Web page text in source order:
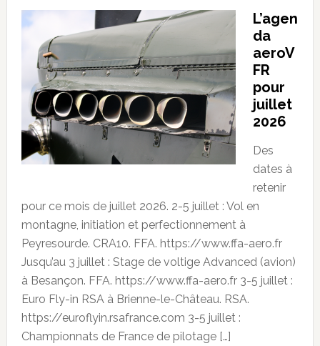
L’agen
da
aeroV
FR
pour
juillet
2026
Des
dates à
retenir
pour ce mois de juillet 2026. 2-5 juillet : Vol en
montagne, initiation et perfectionnement à
Peyresourde. CRA10. FFA. https://www.ffa-aero.fr
Jusqu’au 3 juillet : Stage de voltige Advanced (avion)
à Besançon. FFA. https://www.ffa-aero.fr 3-5 juillet :
Euro Fly-in RSA à Brienne-le-Château. RSA.
https://euroflyin.rsafrance.com 3-5 juillet :
Championnats de France de pilotage […]